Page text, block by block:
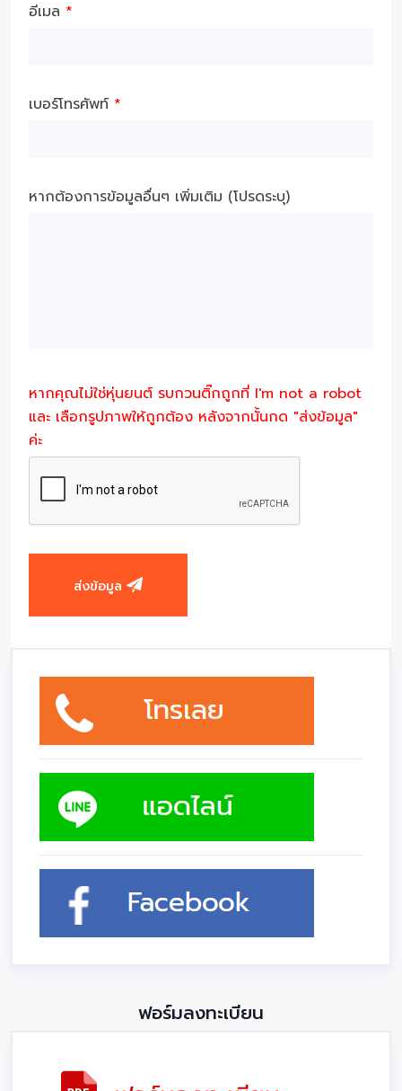
อีเมล *
เบอร์โทรศัพท์ *
หากต้องการข้อมูลอื่นๆ เพิ่มเติม (โปรดระบุ)
หากคุณไม่ใช่หุ่นยนต์ รบกวนติ๊กถูกที่ I'm not a robot
และ เลือกรูปภาพให้ถูกต้อง หลังจากนั้นกด "ส่งข้อมูล"
ค่ะ
ส่งข้อมูล
ฟอร์มลงทะเบียน